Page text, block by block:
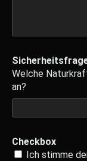
Welche
an?
Checkbox
Ich stimme